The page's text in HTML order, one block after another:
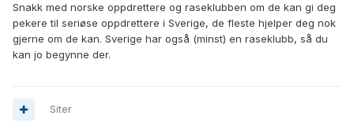
Snakk med norske oppdrettere og raseklubben om de kan gi deg
pekere til seriøse oppdrettere i Sverige, de fleste hjelper deg nok
gjerne om de kan. Sverige har også (minst) en raseklubb, så du
kan jo begynne der.
Siter